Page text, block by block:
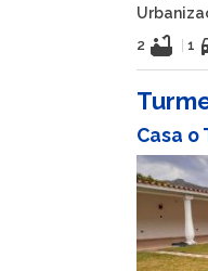
2 bathtub 1
Casa o